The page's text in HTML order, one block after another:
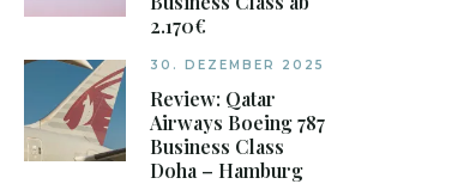
2.170€
30. DEZEMBER 2025
Review: Qatar
Airways Boeing 787
Business Class
Doha – Hamburg